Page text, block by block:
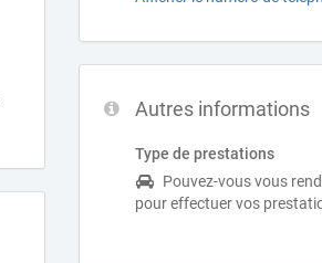
Autres informations
Type de prestations
Pouvez-vous vous
pour effectuer vos